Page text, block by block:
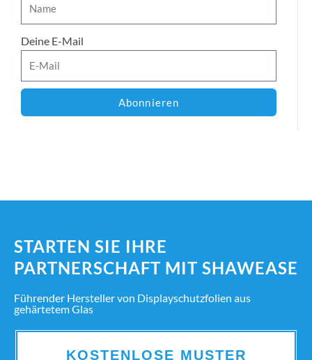
Deine E-Mail
Abonnieren
STARTEN SIE IHRE
PARTNERSCHAFT MIT SHAWEASE
Führender Hersteller von Displayschutzfolien aus
gehärtetem Glas
KOSTENLOSE MUSTER